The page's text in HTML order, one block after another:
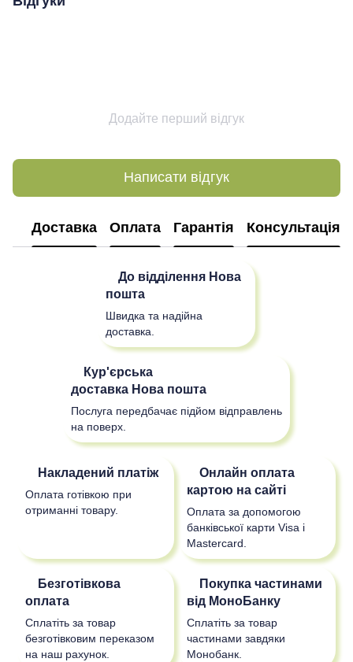
Додайте перший відгук
Написати відгук
Доставка Оплата Гарантія Консультація
До відділення Нова
пошта
Швидка та надійна
доставка.
Кур'єрська
доставка Нова пошта
Послуга передбачає підйом відправлень
на поверх.
Накладений платіж
Оплата готівкою при
отриманні товару.
Онлайн оплата
картою на сайті
Оплата за допомогою
банківської карти Visa і
Mastercard.
Безготівкова
оплата
Сплатіть за товар
безготівковим переказом
на наш рахунок.
Покупка частинами
від МоноБанку
Сплатіть за товар
частинами завдяки
Монобанк.